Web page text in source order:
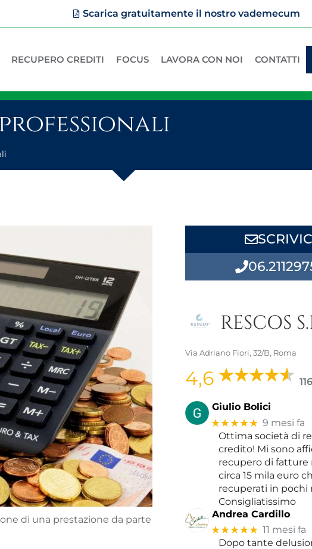
Scarica gratuitamente il nostro vademecum
RECUPERO CREDITI FOCUS LAVORA CON NOI CONTATTI
di una prestazione da parte
RESCOS
Via Adriano Fiori, 32/B, Roma
4,6
Giulio Bolici
★★★★★ 9 mesi fa
Ottima società di
credito! Mi sono
recupero di fatture
circa 15 mila euro
recuperati in pochi
Consigliatissimo
Andrea Cardillo
★★★★★ 11 mesi fa
Dopo tante